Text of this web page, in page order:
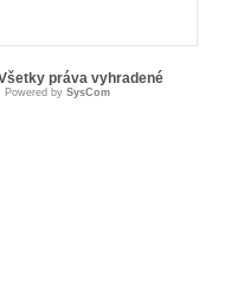
práva vyhradené
Powered by SysCom